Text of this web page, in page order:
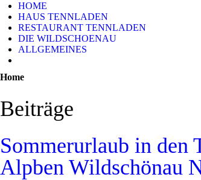
HOME
HAUS TENNLADEN
RESTAURANT TENNLADEN
DIE WILDSCHOENAU
ALLGEMEINES
Home
Beiträge
Sommerurlaub in den
Alpben Wildschönau